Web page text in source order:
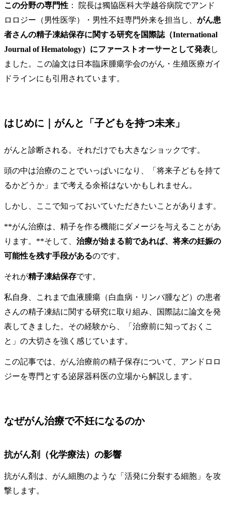
この分野の専門性 ： 院長は獨協医科大学越谷病院でアンド
ロロジー（男性医学）・男性不妊専門外来を担当し、 がん患
者さんの精子凍結保存に関する研究を国際誌（International
Journal of Hematology）にファーストオーサーとして発表し
ました。この論文は日本臨床腫瘍学会のがん・生殖医療ガイ
ドラインにも引用されています。
はじめに｜がんと「子どもを持つ未来」
がんと診断される。それだけでも大きなショックです。
頭の中は治療のことでいっぱいになり、「将来子どもを持て
るかどうか」まで考える余裕はないかもしれません。
しかし、ここで知っておいていただきたいことがあります。
**がん治療は、精子を作る機能にダメージを与えることがあ
ります。**そして、 治療が始まる前であれば、将来の妊娠の
可能性を残す手段があるのです。
それが精子凍結保存です。
私自身、これまで血液腫瘍（白血病・リンパ腫など）の患者
さんの精子凍結に関する研究に取り組み、国際誌に論文を発
表してきました。その経験から、「治療前に知っておくこ
と」の大切さを強く感じています。
この記事では、がん治療前の精子保存について、アンドロロ
ジーを専門とする泌尿器科医の立場から解説します。
なぜがん治療で不妊になるのか
抗がん剤（化学療法）の影響
抗がん剤は、がん細胞のような「活発に分裂する細胞」を攻
撃します。